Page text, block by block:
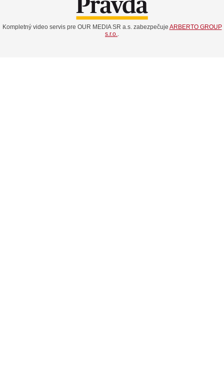
Kompletný video servis pre OUR MEDIA SR a.s. zabezpečuje ARBERTO GROUP
s.r.o.